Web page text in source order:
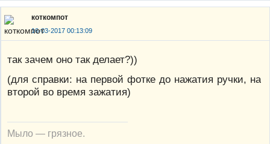
коткомпот
16-03-2017 00:13:09
так зачем оно так делает?))
(для справки: на первой фотке до нажатия ручки, на
второй во время зажатия)
Мыло — грязное.